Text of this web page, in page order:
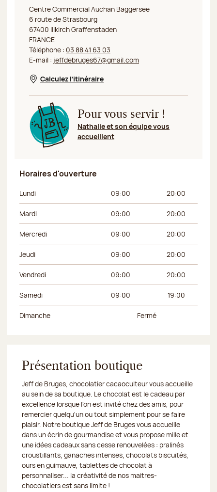
Jeff de Bruges Illkirch Graffenstaden
Centre Commercial Auchan Baggersee
6 route de Strasbourg
67400 Illkirch Graffenstaden
FRANCE
Téléphone : 03 88 41 63 03
E-mail : jeffdebruges67@gmail.com
Nouvelle fenêtre
Calculez l’itinéraire
Pour vous servir !
Nathalie et son équipe vous
accueillent
Horaires d'ouverture
Jour de la semaine Horaires du matin Horaires de
Lundi 09:00 20:00
Mardi 09:00 20:00
Mercredi 09:00 20:00
Jeudi 09:00 20:00
Vendredi 09:00 20:00
Samedi 09:00 19:00
Dimanche Fermé
Présentation boutique
Jeff de Bruges, chocolatier cacaoculteur vous accueille
au sein de sa boutique. Le chocolat est le cadeau par
excellence lorsque l'on est invité chez des amis, pour
remercier quelqu'un ou tout simplement pour se faire
plaisir. Notre boutique Jeff de Bruges vous accueille
dans un écrin de gourmandise et vous propose mille et
une idées cadeaux sans cesse renouvelées : pralinés
croustillants, ganaches intenses, chocolats biscuités,
ours en guimauve, tablettes de chocolat à
personnaliser... la créativité de nos maitres-
chocolatiers est sans limite !